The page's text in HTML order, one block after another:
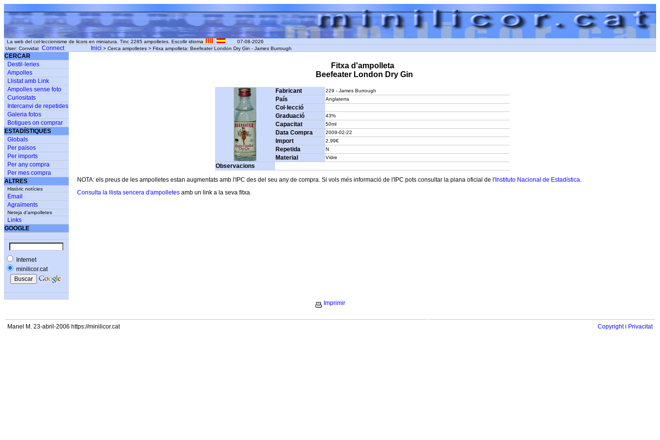
La web del col·leccionisme de licors en miniatura. Tinc 2285 ampolletes. Escollir idioma
07-08-2026
User: Convidat Connect Inici > Cerca ampolletes > Fitxa ampolleta: Beefeater London Dry Gin - James Burrough
CERCAR
Destil·leries
Ampolles
Llistat amb Link
Ampolles sense foto
Curiositats
Intercanvi de repetides
Galeria fotos
Botigues on comprar
ESTADÍSTIQUES
Globals
Per països
Per imports
Per any compra
Per mes compra
ALTRES
Històric notícies
Email
Agraïments
Neteja d'ampolletes
Links
GOOGLE
Internet
minilicor.cat
Fitxa d'ampolleta
Beefeater London Dry Gin
Fabricant 229 - James Burrough
País Anglaterra
Col·lecció
Graduació
43%
Capacitat 50ml
Data Compra 2009-02-22
Import 2,99€
Repetida N
Material Vidre
Observacions
NOTA: els preus de les ampolletes estan augmentats amb l'IPC des del seu any de compra. Si vols més informació de l'IPC pots consultar la plana oficial de l' Instituto Nacional de Estadística.
Consulta la llista sencera d'ampolletes amb un link a la seva fitxa.
Imprimir
Manel M. 23-abril-2006 https://minilicor.cat Copyright i Privacitat